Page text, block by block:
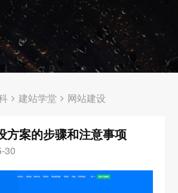
建站学堂 网站建设
方案的步骤和注意事项
30